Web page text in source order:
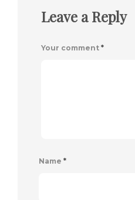
Leave a Reply
Your comment *
Name *